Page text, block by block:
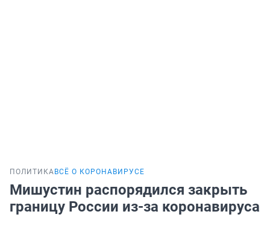
ПОЛИТИКА ВСЁ О КОРОНАВИРУСЕ
Мишустин распорядился закрыть
границу России из-за коронавируса